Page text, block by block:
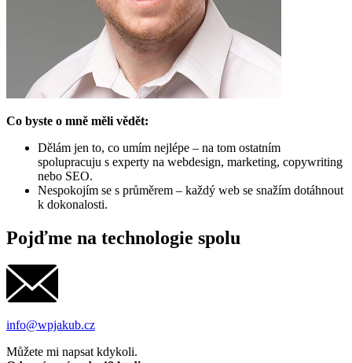
Co byste o mně měli vědět:
Dělám jen to, co umím nejlépe – na tom ostatním
spolupracuju s experty na webdesign, marketing, copywriting
nebo SEO.
Nespokojím se s průměrem – každý web se snažím dotáhnout
k dokonalosti.
Pojďme na technologie spolu
info@wpjakub.cz
Můžete mi napsat kdykoli.